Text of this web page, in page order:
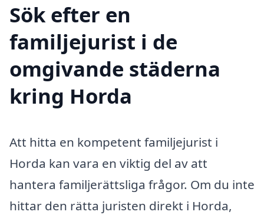
Sök efter en
familjejurist i de
omgivande städerna
kring Horda
Att hitta en kompetent familjejurist i
Horda kan vara en viktig del av att
hantera familjerättsliga frågor. Om du inte
hittar den rätta juristen direkt i Horda,